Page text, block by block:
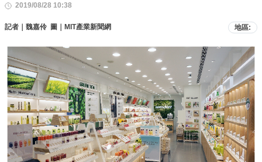
2019/08/28 10:38
記者｜魏嘉伶 圖｜MIT產業新聞網 地區: